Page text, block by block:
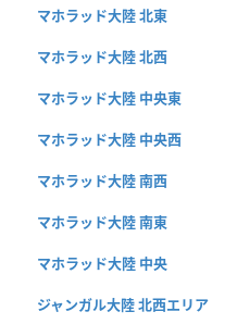
マホラッド大陸 北東
マホラッド大陸 北西
マホラッド大陸 中央東
マホラッド大陸 中央西
マホラッド大陸 南西
マホラッド大陸 南東
マホラッド大陸 中央
ジャンガル大陸 北西エリア